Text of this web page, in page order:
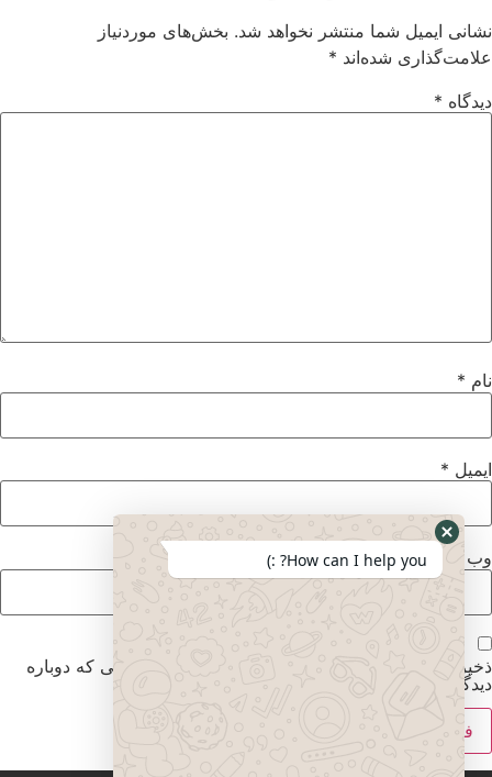
نشانی ایمیل شما منتشر نخواهد شد. بخش‌های موردنیاز
علامت‌گذاری شده‌اند *
دیدگاه *
نام *
ایمیل *
وب‌ سایت
ذخیره نام، ایمیل و وبسایت من در مرورگر برای زمانی که دوباره
دیدگاهی می‌نویسم.
How can I help you? :)